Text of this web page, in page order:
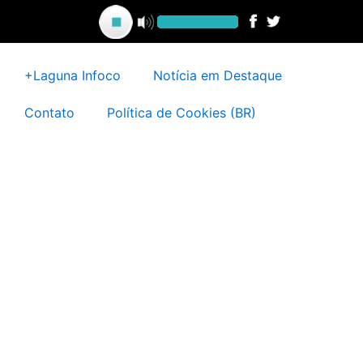
conteúdo
+Laguna Infoco Notícia em Destaque
Contato Política de Cookies (BR)